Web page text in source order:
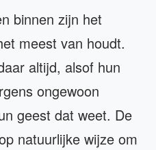
binnen zijn het
meest van houdt.
altijd, alsof hun
ongewoon
geest dat weet. De
natuurlijke wijze om